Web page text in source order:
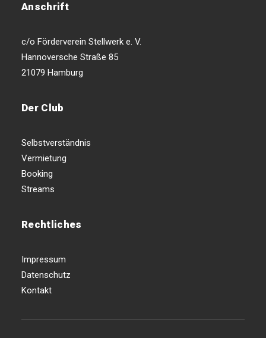
Anschrift
c/o Förderverein Stellwerk e. V.
Hannoversche Straße 85
21079 Hamburg
Der Club
Selbstverständnis
Vermietung
Booking
Streams
Rechtliches
Impressum
Datenschutz
Kontakt